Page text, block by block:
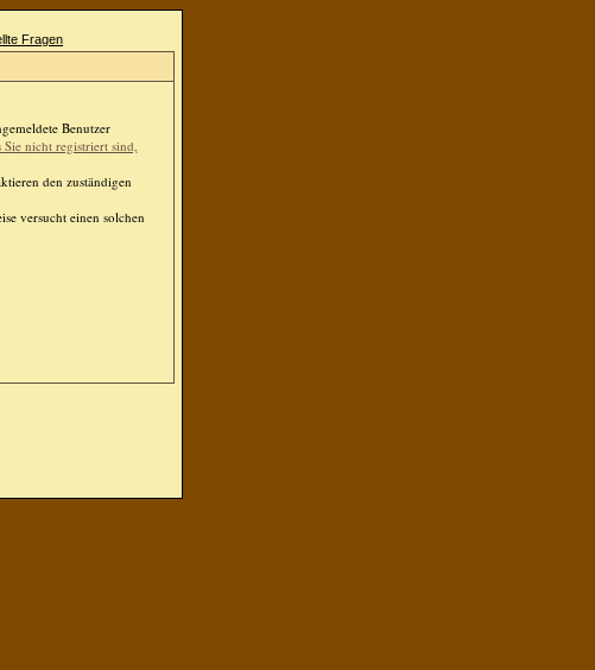
Benutzer
Sie nicht registriert sind,
den zuständigen
versucht einen solchen